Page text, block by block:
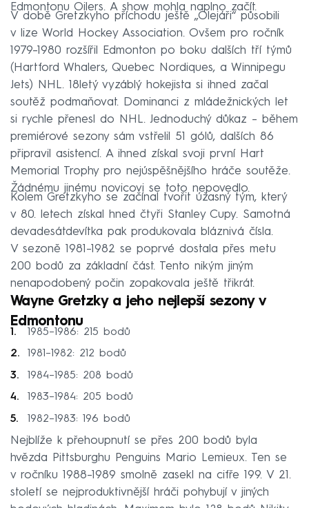
Edmontonu Oilers. A show mohla naplno začít.
V době Gretzkyho příchodu ještě „Olejáři“ působili
v lize World Hockey Association. Ovšem pro ročník
1979–⁠1980 rozšířil Edmonton po boku dalších tří týmů
(Hartford Whalers, Quebec Nordiques, a Winnipegu
Jets) NHL. 18letý vyzáblý hokejista si ihned začal
soutěž podmaňovat. Dominanci z mládežnických let
si rychle přenesl do NHL. Jednoduchý důkaz – během
premiérové sezony sám vstřelil 51 gólů, dalších 86
připravil asistencí. A ihned získal svoji první Hart
Memorial Trophy pro nejúspěšnějšího hráče soutěže.
Žádnému jinému novicovi se toto nepovedlo.
Kolem Gretzkyho se začínal tvořit úžasný tým, který
v 80. letech získal hned čtyři Stanley Cupy. Samotná
devadesátdevítka pak produkovala bláznivá čísla.
V sezoně 1981–⁠1982 se poprvé dostala přes metu
200 bodů za základní část. Tento nikým jiným
nenapodobený počin zopakovala ještě třikrát.
Wayne Gretzky a jeho nejlepší sezony v
Edmontonu
1985–⁠1986: 215 bodů
1981–⁠1982: 212 bodů
1984–⁠1985: 208 bodů
1983–⁠1984: 205 bodů
1982–⁠1983: 196 bodů
Nejblíže k přehoupnutí se přes 200 bodů byla
hvězda Pittsburghu Penguins Mario Lemieux. Ten se
v ročníku 1988–⁠1989 smolně zasekl na cifře 199. V 21.
století se nejproduktivnější hráči pohybují v jiných